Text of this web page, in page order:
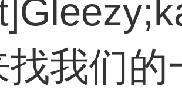
找我们